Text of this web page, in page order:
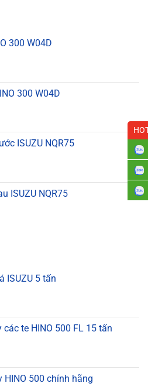
300 W04D
300 W04D
ISUZU NQR75
ISUZU NQR75
ISUZU 5 tấn
các te HINO 500 FL 15 tấn
HINO 500 chính hãng